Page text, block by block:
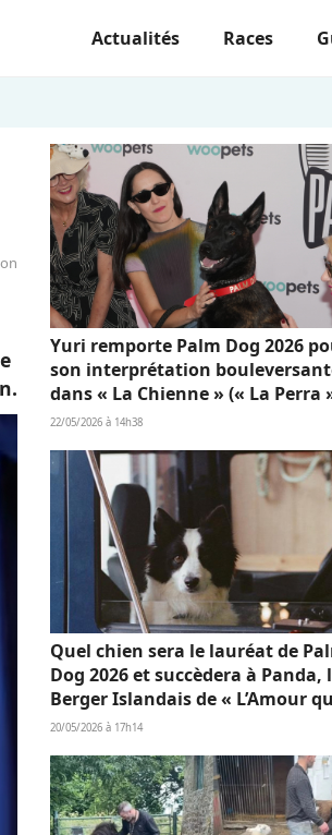
Actualités Races
Yuri remporte Palm Dog 2026
son interprétation
dans « La Chienne » (« La Perra
Dominga Sotomayor
22/05/2026 à 14h38
Quel chien sera le lauréat de
Dog 2026 et succèdera à Panda,
Berger Islandais de « L’Amour
nous reste » ?
20/05/2026 à 17h14